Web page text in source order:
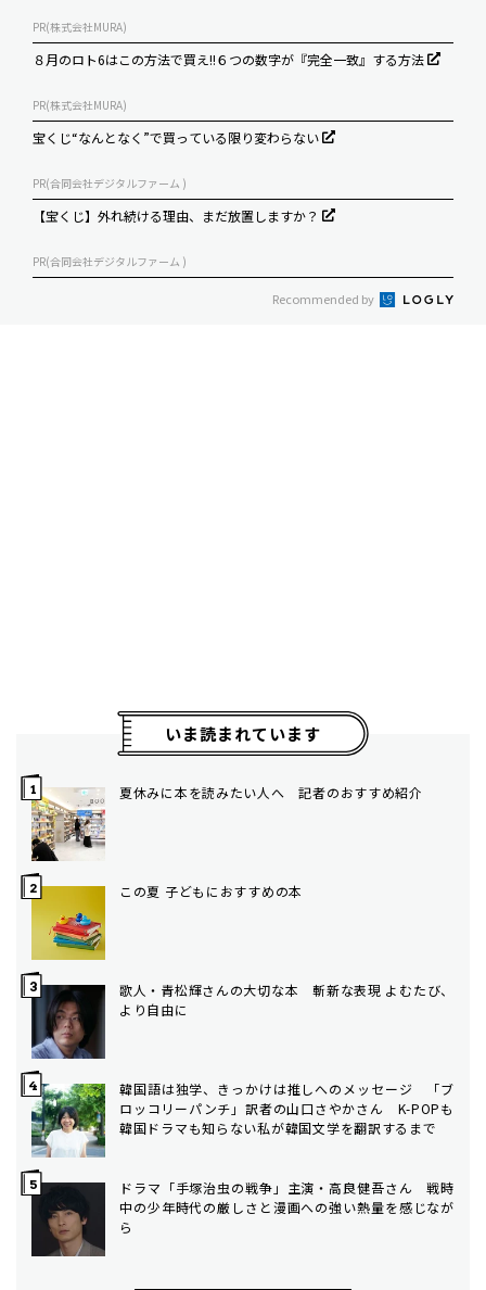
PR(株式会社MURA)
８月のロト6はこの方法で買え!!６つの数字が『完全一致』する方法
PR(株式会社MURA)
宝くじ“なんとなく”で買っている限り変わらない
PR(合同会社デジタルファーム )
【宝くじ】外れ続ける理由、まだ放置しますか？
PR(合同会社デジタルファーム )
Recommended by
いま読まれています
夏休みに本を読みたい人へ 記者のおすすめ紹介
この夏 子どもにおすすめの本
歌人・青松輝さんの大切な本 斬新な表現 よむたび、
より自由に
韓国語は独学、きっかけは推しへのメッセージ 「ブ
ロッコリーパンチ」訳者の山口さやかさん K-POPも
韓国ドラマも知らない私が韓国文学を翻訳するまで
ドラマ「手塚治虫の戦争」主演・高良健吾さん 戦時
中の少年時代の厳しさと漫画への強い熱量を感じなが
ら